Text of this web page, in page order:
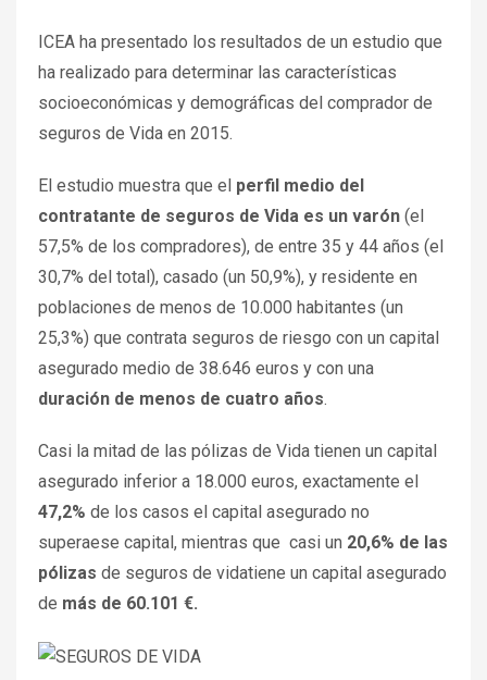
ICEA ha presentado los resultados de un estudio que
ha realizado para determinar las características
socioeconómicas y demográficas del comprador de
seguros de Vida en 2015.
El estudio muestra que el perfil medio del
contratante de seguros de Vida es un varón (el
57,5% de los compradores), de entre 35 y 44 años (el
30,7% del total), casado (un 50,9%), y residente en
poblaciones de menos de 10.000 habitantes (un
25,3%) que contrata seguros de riesgo con un capital
asegurado medio de 38.646 euros y con una
duración de menos de cuatro años.
Casi la mitad de las pólizas de Vida tienen un capital
asegurado inferior a 18.000 euros, exactamente el
47,2% de los casos el capital asegurado no
superaese capital, mientras que casi un 20,6% de las
pólizas de seguros de vidatiene un capital asegurado
de más de 60.101 €.